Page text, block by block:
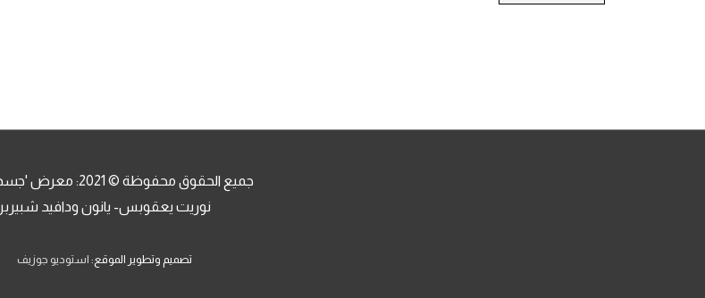
جميع الحقوق محفوظة © 2021: معرض 'جسد النص';
نوريت يعقوبس- يانون ودافيد شبيربر
تصميم وتطوير الموقع: استوديو جوزيف